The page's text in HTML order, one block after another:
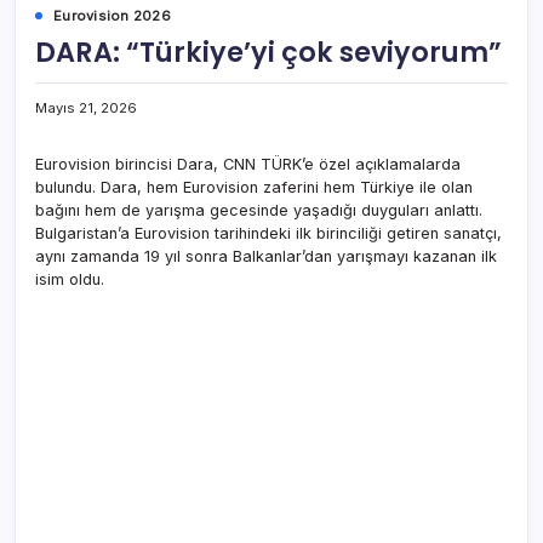
Eurovision 2026
DARA: “Türkiye’yi çok seviyorum”
Mayıs 21, 2026
Eurovision birincisi Dara, CNN TÜRK’e özel açıklamalarda
bulundu. Dara, hem Eurovision zaferini hem Türkiye ile olan
bağını hem de yarışma gecesinde yaşadığı duyguları anlattı.
Bulgaristan’a Eurovision tarihindeki ilk birinciliği getiren sanatçı,
aynı zamanda 19 yıl sonra Balkanlar’dan yarışmayı kazanan ilk
isim oldu.